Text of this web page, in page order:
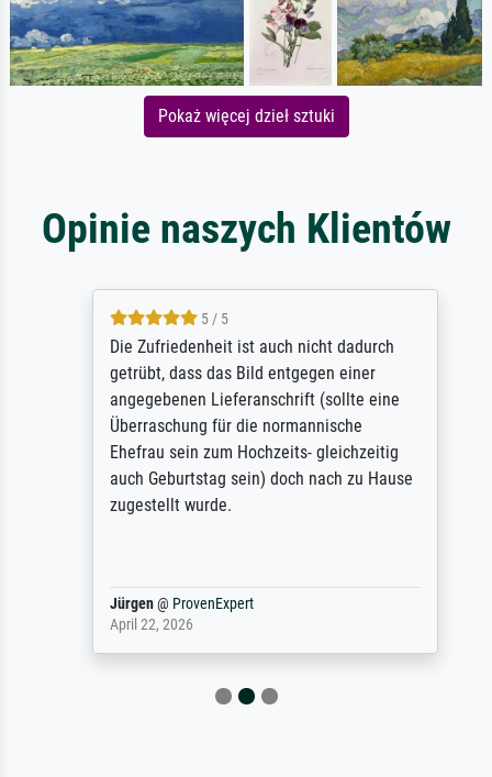
Pokaż więcej dzieł sztuki
Opinie naszych Klientów
5 / 5
Die Zufriedenheit ist auch nicht dadurch
getrübt, dass das Bild entgegen einer
angegebenen Lieferanschrift (sollte eine
Überraschung für die normannische
Ehefrau sein zum Hochzeits- gleichzeitig
auch Geburtstag sein) doch nach zu Hause
zugestellt wurde.
Jürgen@ProvenExpert
April 22, 2026